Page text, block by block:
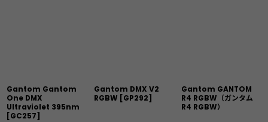
Gantom Gantom
One DMX
Ultraviolet 395nm
[GC257]
Gantom DMX V2
RGBW [GP292]
Gantom GANTOM
R4 RGBW（ガンタム
R4 RGBW）